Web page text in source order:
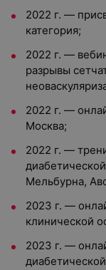
2022 г. —
категория;
2022 г. —
разрывы
2022 г. —
Москва;
2022 г. —
Мельбурна,
2023 г. —
клинической
2023 г. —